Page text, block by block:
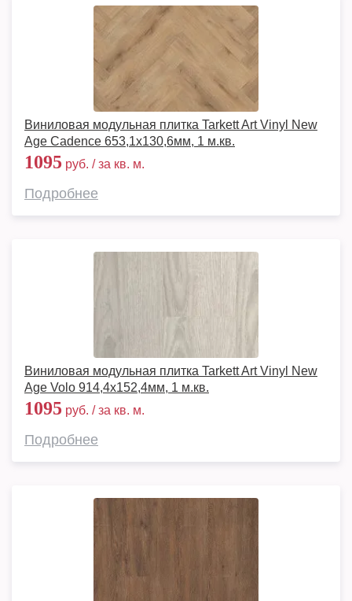
Виниловая модульная плитка Tarkett Art Vinyl New
Age Cadence 653,1х130,6мм, 1 м.кв.
1095 руб. / за кв. м.
Подробнее
Виниловая модульная плитка Tarkett Art Vinyl New
Age Volo 914,4х152,4мм, 1 м.кв.
1095 руб. / за кв. м.
Подробнее